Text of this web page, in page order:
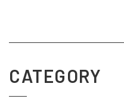
CATEGORY